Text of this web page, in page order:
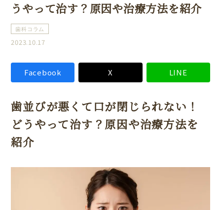
うやって治す？原因や治療方法を紹介
歯科コラム
2023.10.17
Facebook X LINE
歯並びが悪くて口が閉じられない！
どうやって治す？原因や治療方法を
紹介